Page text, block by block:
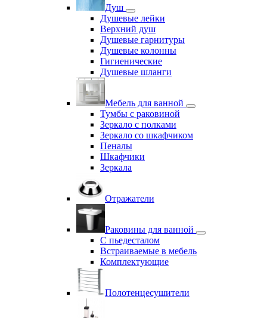
Душ
Душевые лейки
Верхний душ
Душевые гарнитуры
Душевые колонны
Гигиенические
Душевые шланги
Мебель для ванной
Тумбы с раковиной
Зеркало с полками
Зеркало со шкафчиком
Пеналы
Шкафчики
Зеркала
Отражатели
Раковины для ванной
С пьедесталом
Встраиваемые в мебель
Комплектующие
Полотенцесушители